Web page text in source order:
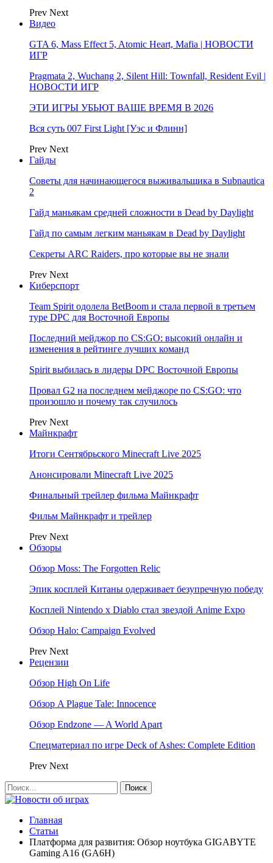
Prev Next
Видео
GTA 6, Mass Effect 5, Atomic Heart, Mafia | НОВОСТИ
ИГР
Pragmata 2, Wuchang 2, Silent Hill: Townfall, Resident Evil |
НОВОСТИ ИГР
ЭТИ ИГРЫ УБЬЮТ ВАШЕ ВРЕМЯ В 2026
Вся суть 007 First Light [Уэс и Флинн]
Prev Next
Гайды
Советы для начинающегося выживальщика в Subnautica
2
Гайд маньякам средней сложности в Dead by Daylight
Гайд по самым легким маньякам в Dead by Daylight
Секреты ARC Raiders, про которые вы не знали
Prev Next
Киберспорт
Team Spirit одолела BetBoom и стала первой в третьем
туре DPC для Восточной Европы
Последний мейджор по CS:GO: высокий онлайн и
изменения в рейтинге лучших команд
Spirit выбилась в лидеры DPC Восточной Европы
Провал G2 на последнем мейджоре по CS:GO: что
произошло и почему так случилось
Prev Next
Майнкрафт
Итоги Сентябрьского Minecraft Live 2025
Анонсировали Minecraft Live 2025
Финальный трейлер фильма Майнкрафт
Фильм Майнкрафт и трейлер
Prev Next
Обзоры
Обзор Moss: The Forgotten Relic
Эпик косплей Китаны одерживает безупречную победу
Косплей Nintendo x Diablo стал звездой Anime Expo
Обзор Halo: Campaign Evolved
Prev Next
Рецензии
Обзор High On Life
Обзор A Plague Tale: Innocence
Обзор Endzone — A World Apart
Спецматериал по игре Deck of Ashes: Complete Edition
Prev Next
Главная
Статьи
Платформа для развития: Обзор ноутбука GIGABYTE
Gaming A16 (GA6H)